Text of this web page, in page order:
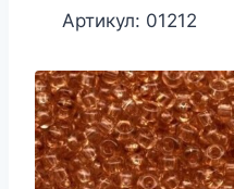
Артикул: 01212